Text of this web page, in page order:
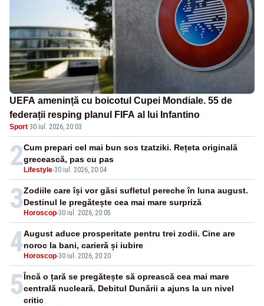
UEFA amenință cu boicotul Cupei Mondiale. 55 de
federații resping planul FIFA al lui Infantino
Sport·30 iul. 2026, 20:03
2 Lifestyle-30 iul. 2026, 20:04
Cum prepari cel mai bun sos tzatziki. Rețeta originală
grecească, pas cu pas
3 Horoscop-30 iul. 2026, 20:05
Zodiile care își vor găsi sufletul pereche în luna august.
Destinul le pregătește cea mai mare surpriză
4 Horoscop-30 iul. 2026, 20:20
August aduce prosperitate pentru trei zodii. Cine are
noroc la bani, carieră și iubire
5Încă o țară se pregătește să oprească cea mai mare
centrală nucleară. Debitul Dunării a ajuns la un nivel
critic